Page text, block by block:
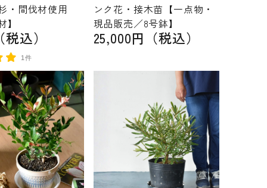
・間伐材使用
】
込）
1件
ンク花・接木苗【一点物・
現品販売／8号鉢】
25,000円（税込）